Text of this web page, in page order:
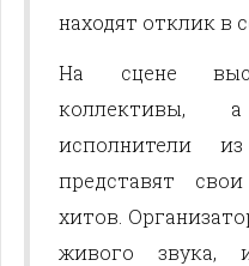
находят отклик в
На сцене
коллективы,
исполнители
представят
хитов.
живого звука,